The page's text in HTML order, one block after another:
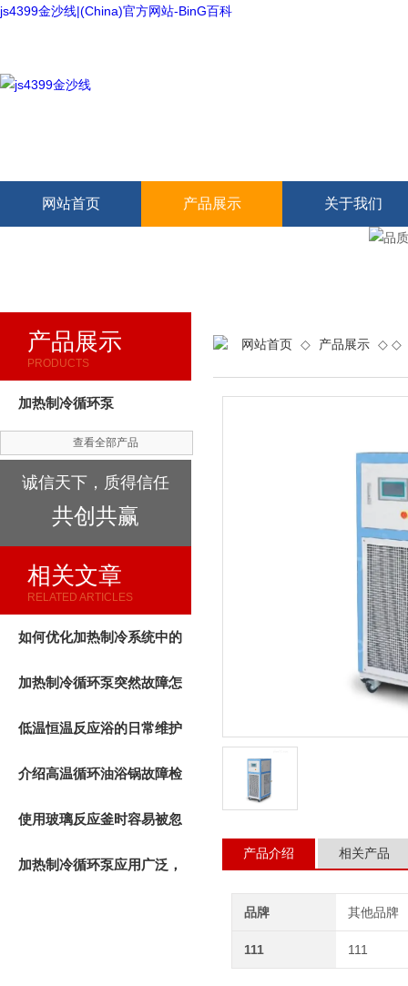
js4399金沙线|(China)官方网站-BinG百科
网站首页 产品展示 关于我们
网站首页 ◇ 产品展示 ◇ ◇
产品介绍 相关产品
品牌 其他品牌
111 111
产品展示
PRODUCTS
加热制冷循环泵
查看全部产品
诚信天下，质得信任
共创共赢
相关文章
RELATED ARTICLES
如何优化加热制冷系统中的
循环泵性能
加热制冷循环泵突然故障怎
么办，先找原因
低温恒温反应浴的日常维护
与保养要注意的事项
介绍高温循环油浴锅故障检
修与排除方式
使用玻璃反应釜时容易被忽
略的细节问题有哪些？
加热制冷循环泵应用广泛，